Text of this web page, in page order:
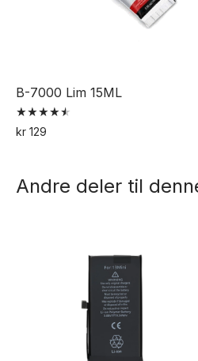
B-7000 Lim 15ML
Vurdert
4.53
kr 129
Andre deler til